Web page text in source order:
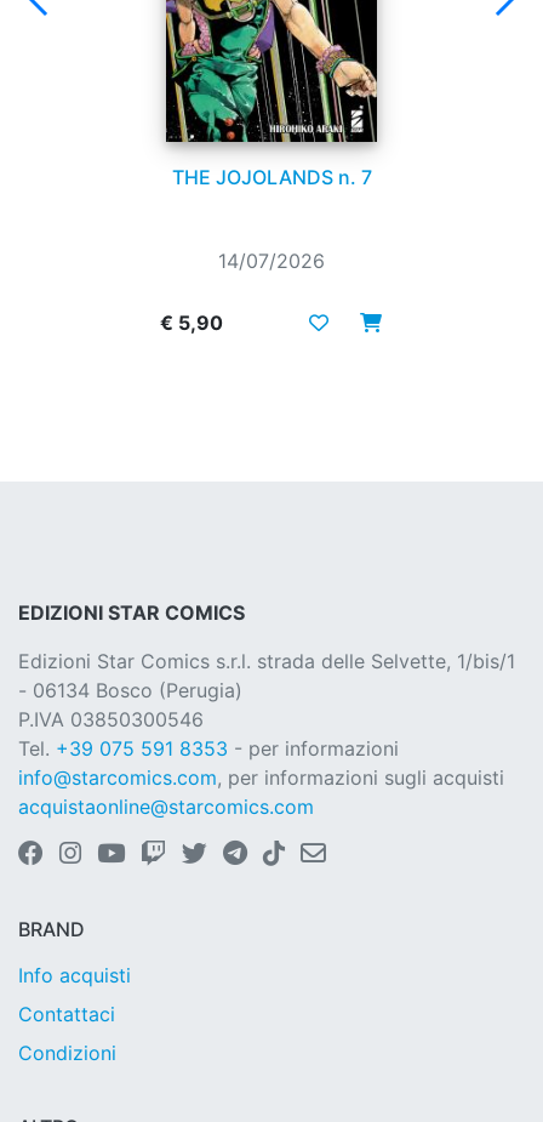
THE JOJOLANDS n. 7
14/07/2026
€ 5,90
EDIZIONI STAR COMICS
Edizioni Star Comics s.r.l. strada delle Selvette, 1/bis/1
- 06134 Bosco (Perugia)
P.IVA 03850300546
Tel. +39 075 591 8353 - per informazioni
info@starcomics.com, per informazioni sugli acquisti
acquistaonline@starcomics.com
BRAND
Info acquisti
Contattaci
Condizioni